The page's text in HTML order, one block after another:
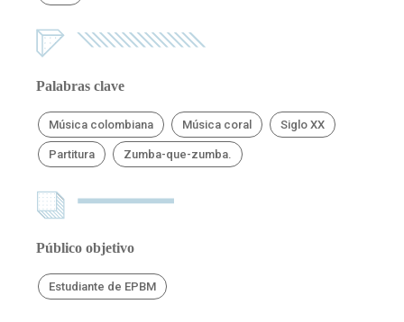
Palabras clave
Música colombiana Música coral Siglo XX
Partitura Zumba-que-zumba.
Público objetivo
Estudiante de EPBM